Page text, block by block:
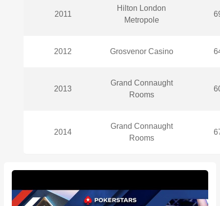
2011
Hilton London
Metropole
2012 Grosvenor Casino
2013
Grand Connaught
Rooms
2014
Grand Connaught
Rooms